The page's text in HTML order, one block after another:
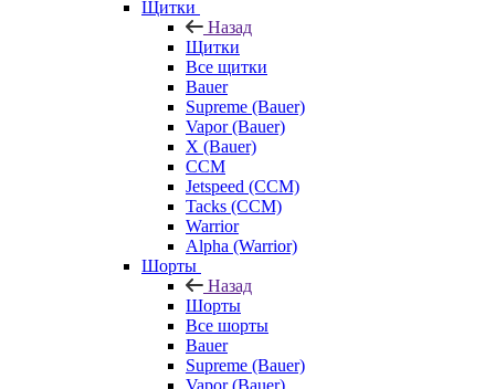
Щитки
Назад
Щитки
Все щитки
Bauer
Supreme (Bauer)
Vapor (Bauer)
X (Bauer)
CCM
Jetspeed (CCM)
Tacks (CCM)
Warrior
Alpha (Warrior)
Шорты
Назад
Шорты
Все шорты
Bauer
Supreme (Bauer)
Vapor (Bauer)